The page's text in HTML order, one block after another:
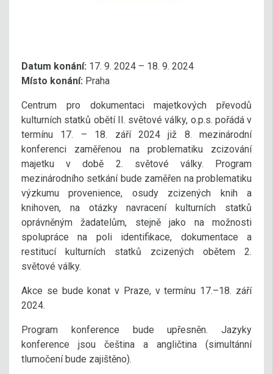
Datum konání: 17. 9. 2024 – 18. 9. 2024
Místo konání: Praha
Centrum pro dokumentaci majetkových převodů
kulturních statků obětí II. světové války, o.p.s. pořádá v
termínu 17. – 18. září 2024 již 8. mezinárodní
konferenci zaměřenou na problematiku zcizování
majetku v době 2. světové války. Program
mezinárodního setkání bude zaměřen na problematiku
výzkumu provenience, osudy zcizených knih a
knihoven, na otázky navracení kulturních statků
oprávněným žadatelům, stejně jako na možnosti
spolupráce na poli identifikace, dokumentace a
restitucí kulturních statků zcizených obětem 2.
světové války.
Akce se bude konat v Praze, v termínu 17.–18. září
2024.
Program konference bude upřesněn. Jazyky
konference jsou čeština a angličtina (simultánní
tlumočení bude zajištěno).